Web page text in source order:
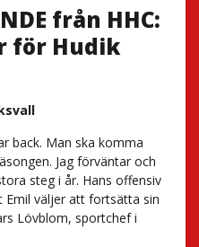
från HHC:
för Hudik
back. Man ska komma
Jag förväntar och
steg i år. Hans offensiv
Emil väljer att fortsätta sin
Lövblom, sportchef i